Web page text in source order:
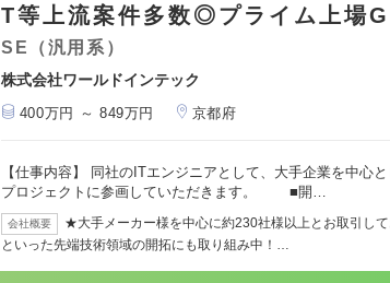
T等上流案件多数◎プライム上場
SE（汎用系）
株式会社ワールドインテック
400万円 ～ 849万円 京都府
【仕事内容】 同社のITエンジニアとして、大手企業を中心
プロジェクトに参画していただきます。 ■開…
会社概要
★大手メーカー様を中心に約230社様以上とお取引し
といった先端技術領域の開拓にも取り組み中！…